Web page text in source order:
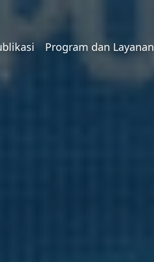
Program dan Layanan